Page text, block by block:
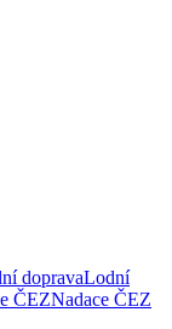
Lodní
Nadace ČEZ